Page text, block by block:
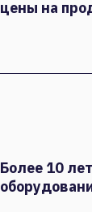
цены на
Более 10